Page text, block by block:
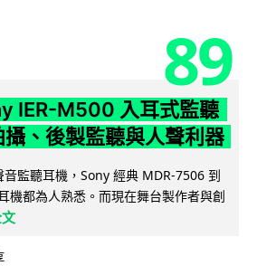
89
IER-M500 入耳式監聽
、後製監聽與人聲利器
監聽耳機，Sony 經典 MDR-7506 到
機都為人熟悉。而現在舞台製作者與創